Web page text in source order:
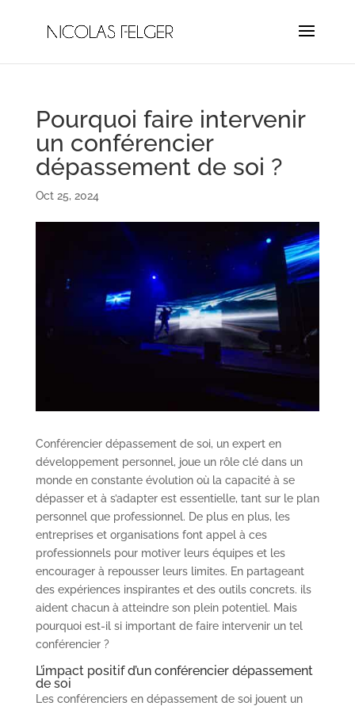
Pourquoi faire intervenir
un conférencier
dépassement de soi ?
Oct 25, 2024
Conférencier dépassement de soi, un expert en
développement personnel, joue un rôle clé dans un
monde en constante évolution où la capacité à se
dépasser et à s’adapter est essentielle, tant sur le plan
personnel que professionnel. De plus en plus, les
entreprises et organisations font appel à ces
professionnels pour motiver leurs équipes et les
encourager à repousser leurs limites. En partageant
des expériences inspirantes et des outils concrets. ils
aident chacun à atteindre son plein potentiel. Mais
pourquoi est-il si important de faire intervenir un tel
conférencier ?
L’impact positif d’un conférencier dépassement
de soi
Les conférenciers en dépassement de soi jouent un